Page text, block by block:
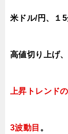
米ドル/円、１
高値切り上げ
上昇トレンド
3波動目 。